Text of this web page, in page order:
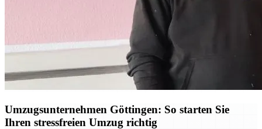
Umzugsunternehmen Göttingen: So starten Sie
Ihren stressfreien Umzug richtig